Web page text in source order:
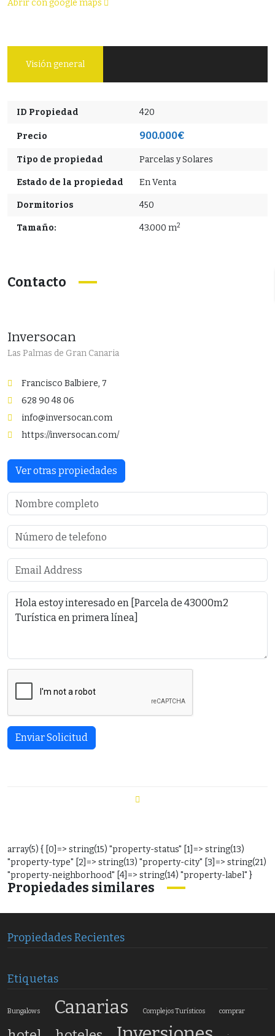
Abrir con google maps
Visión general
ID Propiedad 420
Precio 900.000€
Tipo de propiedad Parcelas y Solares
Estado de la propiedad En Venta
Dormitorios 450
Tamaño: 43.000 m2
Contacto
Inversocan
Las Palmas de Gran Canaria
Francisco Balbiere, 7
628 90 48 06
info@inversocan.com
https://inversocan.com/
Ver otras propiedades
Enviar Solicitud
array(5) { [0]=> string(15) "property-status" [1]=> string(13)
"property-type" [2]=> string(13) "property-city" [3]=> string(21)
"property-neighborhood" [4]=> string(14) "property-label" }
Propiedades similares
Propiedades Recientes
Etiquetas
Bungalows Canarias Complejos Turísticos comprar